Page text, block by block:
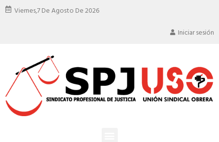
Viernes,7 De Agosto De 2026
Iniciar sesión